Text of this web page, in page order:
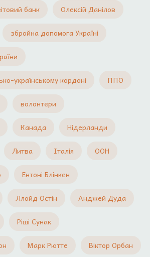
банк Олексій Данілов
збройна допомога Україні
українському кордоні ППО
волонтери
Канада Нідерланди
Литва Італія ООН
Ентоні Блінкен
Ллойд Остін Анджей Дуда
Ріші Сунак
Марк Рютте Віктор Орбан